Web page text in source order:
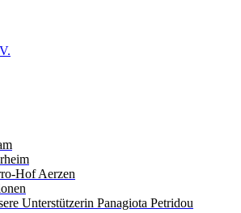
Hof Aerzen
Unterstützerin Panagiota Petridou